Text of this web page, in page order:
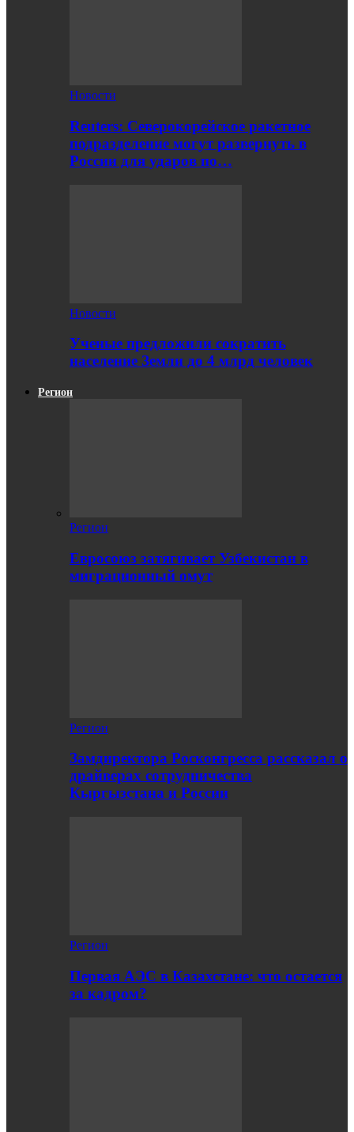
Новости
Reuters: Северокорейское ракетное
подразделение могут развернуть в
России для ударов по…
Новости
Ученые предложили сократить
население Земли до 4 млрд человек
Регион
Регион
Евросоюз затягивает Узбекистан в
миграционный омут
Регион
Замдиректора Росконгресса рассказал о
драйверах сотрудничества
Кыргызстана и России
Регион
Первая АЭС в Казахстане: что остается
за кадром?